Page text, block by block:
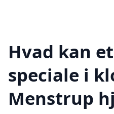
Hvad kan
speciale i
Menstrup